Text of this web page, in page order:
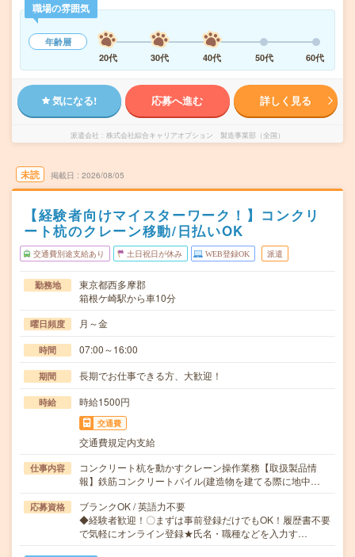
職場の雰囲気
年齢層
20代
30代 40代 50代 60代
気になる! 応募へ進む 詳しく見る
派遣会社 株式会社綜合キャリアオプション 製造事業部（全国）
未読 掲載日 2026/08/05
【経験者向けマイスターワーク！】コンクリ
ート杭のクレーン移動/日払いOK
交通費別途支給あり 土日祝日が休み WEB登録OK 派遣
勤務地
東京都西多摩郡
箱根ケ崎駅から車10分
曜日頻度 月～金
時間 07:00～16:00
期間 長期でお仕事できる方、大歓迎！
時給 時給1500円
交通費
交通費規定内支給
仕事内容
コンクリート杭を動かすクレーン操作業務【取扱製品情
報】鉄筋コンクリートパイル(建造物を建てる際に地中…
応募資格
ブランクOK / 英語力不要
◆経験者歓迎！〇まずは事前登録だけでもOK！履歴書不要
で気軽にオンライン登録★氏名・職種などを入力す…